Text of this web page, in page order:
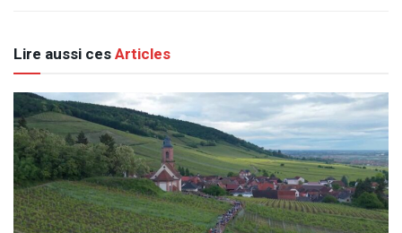
Lire aussi cesArticles